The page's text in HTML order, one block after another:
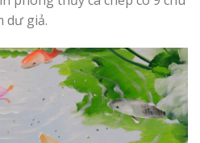
dư giả.